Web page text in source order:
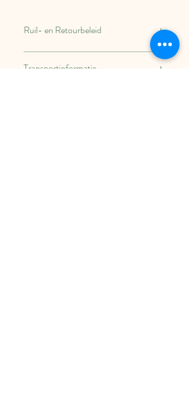
Ruil- en Retourbeleid
retourneren. Verzend- en
Transportinformatie